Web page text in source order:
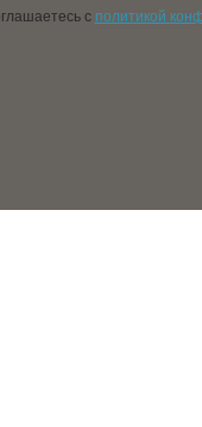
с политикой